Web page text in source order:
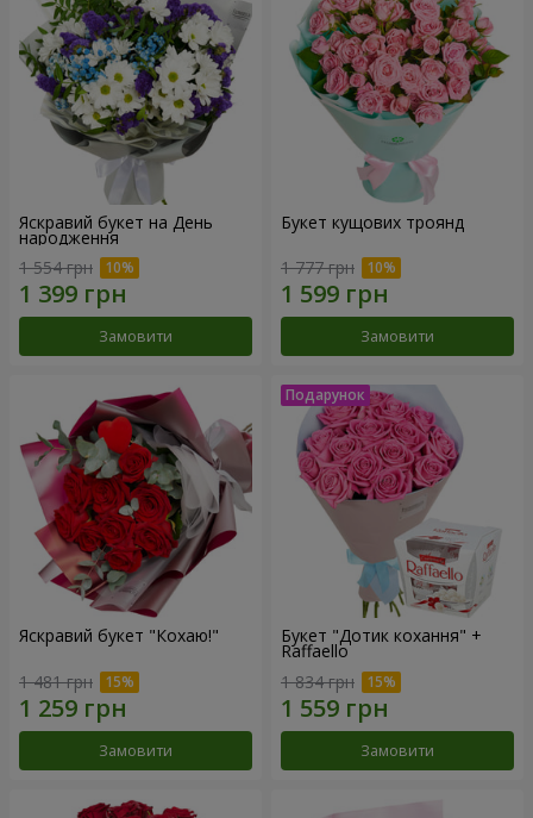
Яскравий букет на День
народження
1 554 грн
Замовити
Букет кущових троянд
1 777 грн
Замовити
Яскравий букет "Кохаю!"
1 481 грн
Замовити
Букет "Дотик кохання" +
Raffaello
1 834 грн
Замовити